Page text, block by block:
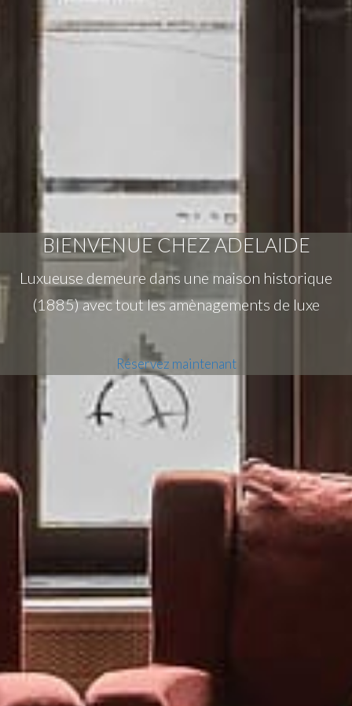
BIENVENUE CHEZ ADELAIDE
Luxueuse demeure dans une maison historique
(1885) avec tout les amènagements de luxe
Réservez maintenant